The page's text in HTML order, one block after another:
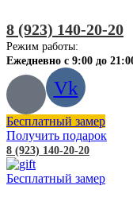
8 (923) 140-20-20
Режим работы:
Ежедневно с 9:00 до
Vk
Бесплатный замер
Получить подарок
8 (923) 140-20-20
Бесплатный замер